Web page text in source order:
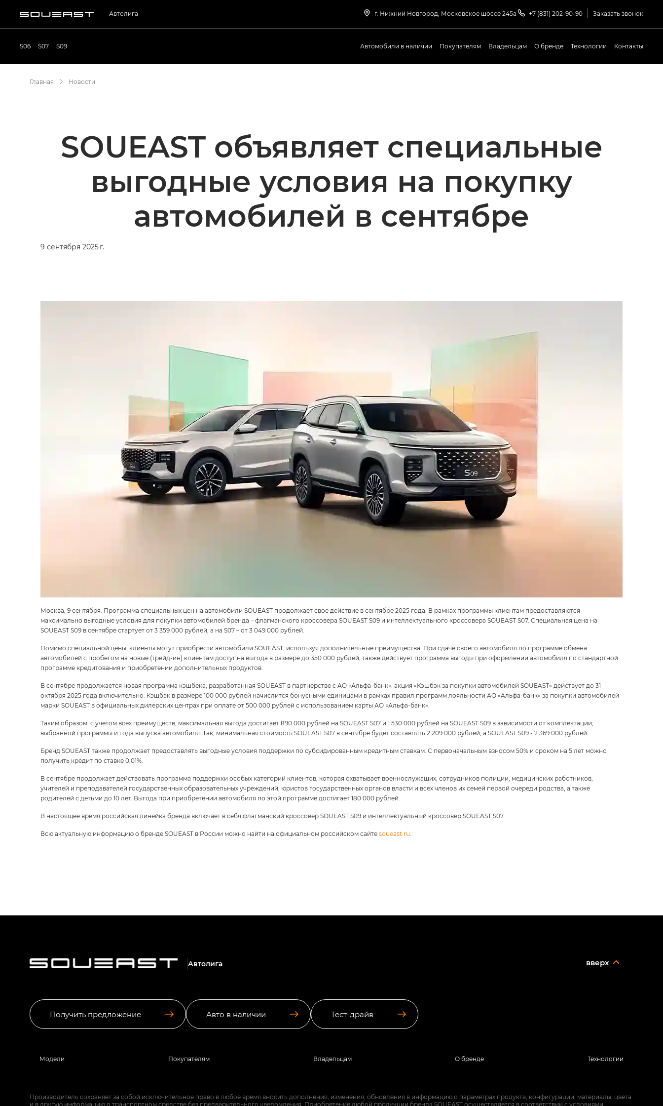
Автолига г. Нижний Новгород, Московское шоссе 245а +7 (831) 202-90-90 Заказать звонок
S06 S07 S09 Автомобили в наличии Покупателям Владельцам О бренде Технологии Контакты
Главная Новости
SOUEAST объявляет специальные
выгодные условия на покупку
автомобилей в сентябре
9 сентября 2025 г.
Москва, 9 сентября. Программа специальных цен на автомобили SOUEAST продолжает свое действие в сентябре 2025 года. В рамках программы клиентам предоставляются
максимально выгодные условия для покупки автомобилей бренда – флагманского кроссовера SOUEAST S09 и интеллектуального кроссовера SOUEAST S07. Специальная цена на
SOUEAST S09 в сентябре стартует от 3 359 000 рублей, а на S07 – от 3 049 000 рублей.
Помимо специальной цены, клиенты могут приобрести автомобили SOUEAST, используя дополнительные преимущества. При сдаче своего автомобиля по программе обмена
автомобилей с пробегом на новые (трейд-ин) клиентам доступна выгода в размере до 350 000 рублей, также действует программа выгоды при оформлении автомобиля по стандартной
программе кредитования и приобретении дополнительных продуктов.
В сентябре продолжается новая программа кэшбека, разработанная SOUEAST в партнерстве с АО «Альфа-банк»: акция «Кэшбэк за покупки автомобилей SOUEAST» действует до 31
октября 2025 года включительно. Кэшбэк в размере 100 000 рублей начислится бонусными единицами в рамках правил программ лояльности АО «Альфа-банк» за покупки автомобилей
марки SOUEAST в официальных дилерских центрах при оплате от 500 000 рублей с использованием карты АО «Альфа-банк».
Таким образом, с учетом всех преимуществ, максимальная выгода достигает 890 000 рублей на SOUEAST S07 и 1 530 000 рублей на SOUEAST S09 в зависимости от комплектации,
выбранной программы и года выпуска автомобиля. Так, минимальная стоимость SOUEAST S07 в сентябре будет составлять 2 209 000 рублей, а SOUEAST S09 - 2 369 000 рублей.
Бренд SOUEAST также продолжает предоставлять выгодные условия поддержки по субсидированным кредитным ставкам. С первоначальным взносом 50% и сроком на 5 лет можно
получить кредит по ставке 0,01%.
В сентябре продолжает действовать программа поддержки особых категорий клиентов, которая охватывает военнослужащих, сотрудников полиции, медицинских работников,
учителей и преподавателей государственных образовательных учреждений, юристов государственных органов власти и всех членов их семей первой очереди родства, а также
родителей с детьми до 10 лет. Выгода при приобретении автомобиля по этой программе достигает 180 000 рублей.
В настоящее время российская линейка бренда включает в себя флагманский кроссовер SOUEAST S09 и интеллектуальный кроссовер SOUEAST S07.
Всю актуальную информацию о бренде SOUEAST в России можно найти на официальном российском сайтеsoueast.ru
Получить предложение Авто в наличии Тест-драйв
вверх
Автолига
Модели Покупателям Владельцам О бренде Технологии
Производитель сохраняет за собой исключительное право в любое время вносить дополнения, изменения, обновления в информацию о параметрах продукта, конфигурации, материалы, цвета
и в другую информацию о транспортном средстве без предварительного уведомления. Приобретение любой продукции бренда SOUEAST осуществляется в соответствии с условиями